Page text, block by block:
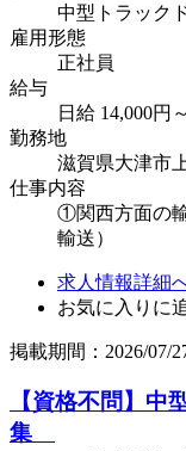
中型トラック
雇用形態
正社員
給与
日給 14,000円
勤務地
滋賀県大津市
仕事内容
①関西方面の
輸送）
求人情報詳細
お気に入りに
掲載期間：2026/07/
【資格不問】
集